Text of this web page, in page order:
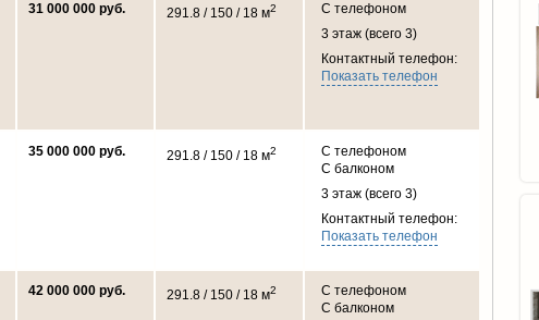
31 000 000 руб. 291.8 / 150 / 18 м2
С телефоном
3 этаж (всего 3)
Контактный телефон:
Показать телефон
35 000 000 руб. 291.8 / 150 / 18 м2
С телефоном
С балконом
3 этаж (всего 3)
Контактный телефон:
Показать телефон
42 000 000 руб. 291.8 / 150 / 18 м2
С телефоном
С балконом